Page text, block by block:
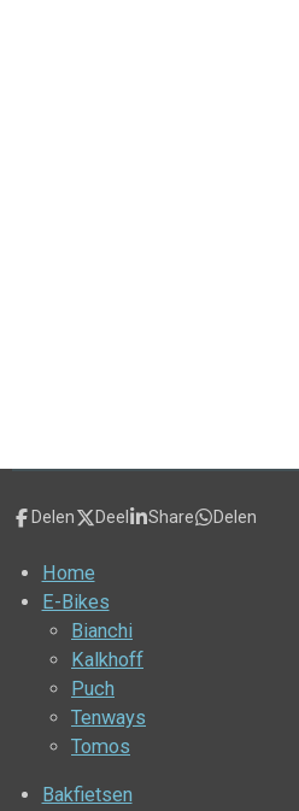
Delen Deel Share Delen
Home
E-Bikes
Bianchi
Kalkhoff
Puch
Tenways
Tomos
Bakfietsen